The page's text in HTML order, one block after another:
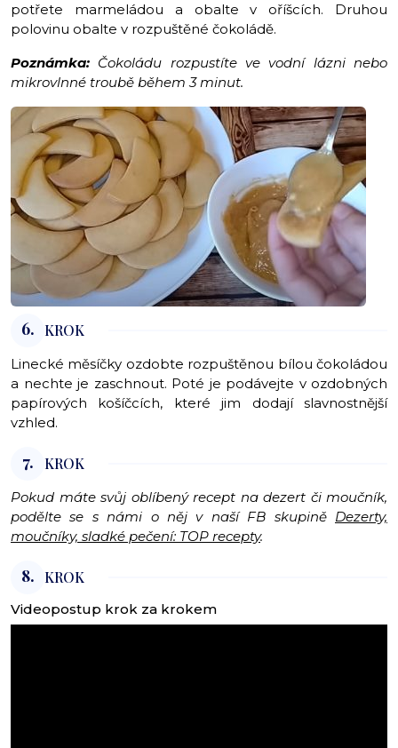
potřete marmeládou a obalte v oříšcích. Druhou
polovinu obalte v rozpuštěné čokoládě.
Poznámka: Čokoládu rozpustíte ve vodní lázni nebo
mikrovlnné troubě během 3 minut.
6. KROK
Linecké měsíčky ozdobte rozpuštěnou bílou čokoládou
a nechte je zaschnout. Poté je podávejte v ozdobných
papírových košíčcích, které jim dodají slavnostnější
vzhled.
7. KROK
Pokud máte svůj oblíbený recept na dezert či moučník,
podělte se s námi o něj v naší FB skupině Dezerty,
moučníky, sladké pečení: TOP recepty.
8. KROK
Videopostup krok za krokem